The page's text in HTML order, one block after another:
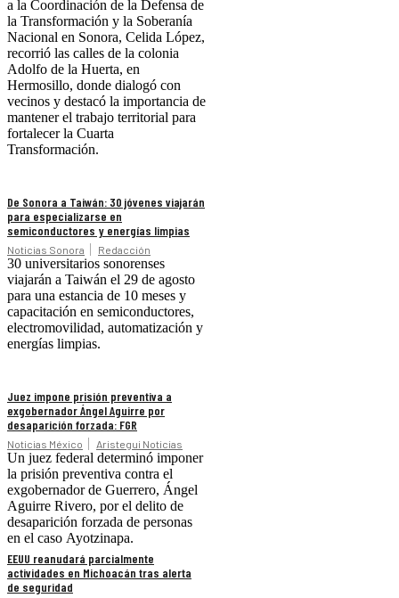
a la Coordinación de la Defensa de
la Transformación y la Soberanía
Nacional en Sonora, Celida López,
recorrió las calles de la colonia
Adolfo de la Huerta, en
Hermosillo, donde dialogó con
vecinos y destacó la importancia de
mantener el trabajo territorial para
fortalecer la Cuarta
Transformación.
De Sonora a Taiwán: 30 jóvenes viajarán
para especializarse en
semiconductores y energías limpias
Noticias Sonora Redacción
30 universitarios sonorenses
viajarán a Taiwán el 29 de agosto
para una estancia de 10 meses y
capacitación en semiconductores,
electromovilidad, automatización y
energías limpias.
Juez impone prisión preventiva a
exgobernador Ángel Aguirre por
desaparición forzada: FGR
Noticias México Aristegui Noticias
Un juez federal determinó imponer
la prisión preventiva contra el
exgobernador de Guerrero, Ángel
Aguirre Rivero, por el delito de
desaparición forzada de personas
en el caso Ayotzinapa.
EEUU reanudará parcialmente
actividades en Michoacán tras alerta
de seguridad